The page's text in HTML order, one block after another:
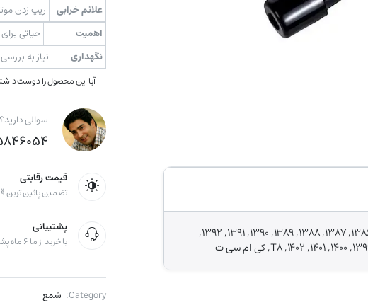
1380, 1381, 1382, 1383, 1384, 1385, 1386, 1387, 1388, 1389, 1390, 1391, 1392,
علائم خرابی
ریپ زدن
اهمیت
حیاتی
نگهداری
نیاز به
آیا این محصول را دوست
سوالی
قیمت رقابتی
تضمین پائین ترین
پشتیبانی
با خرید از ما ۶ ماه پشتیبانی دریافت کنید
Category: شمع